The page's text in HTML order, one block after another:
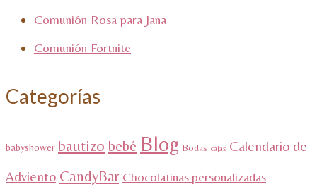
Comunión Rosa para Jana
Comunión Fortnite
Categorías
babyshower bautizo bebé Blog Bodas cajas Calendario de
Adviento CandyBar Chocolatinas personalizadas